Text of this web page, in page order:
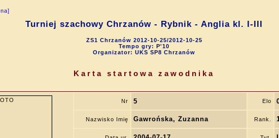
Turniej szachowy Chrzanów - Rybnik - Anglia kl. I-III
ZS1 Chrzanów 2012-10-25/2012-10-25
Tempo gry: P'10
Organizator: UKS SP8 Chrzanów
Karta startowa zawodnika
Nr 5 Elo
Nazwisko Imię Gawrońska, Zuzanna Rank.